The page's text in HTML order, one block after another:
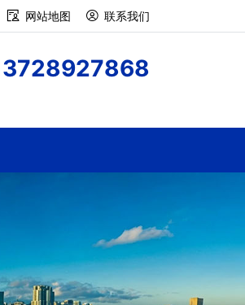
网站地图 联系我们